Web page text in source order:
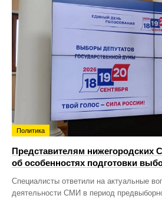
Политика
Представителям нижегородских
об особенностях подготовки
Специалисты ответили на актуальные
деятельности СМИ в период